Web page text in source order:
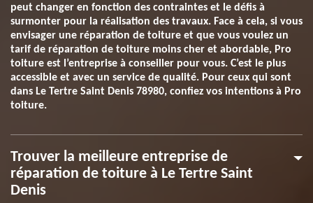
peut changer en fonction des contraintes et le défis à
surmonter pour la réalisation des travaux. Face à cela, si vous
envisager une réparation de toiture et que vous voulez un
tarif de réparation de toiture moins cher et abordable, Pro
toiture est l’entreprise à conseiller pour vous. C’est le plus
accessible et avec un service de qualité. Pour ceux qui sont
dans Le Tertre Saint Denis 78980, confiez vos intentions à Pro
toiture.
Trouver la meilleure entreprise de
réparation de toiture à Le Tertre Saint
Denis